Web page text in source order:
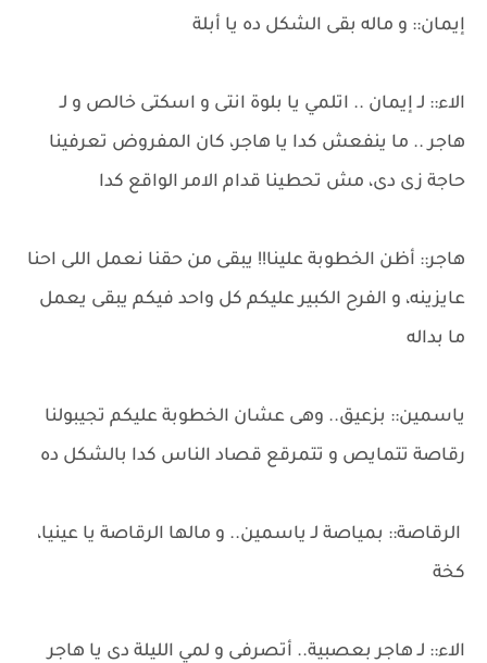
إيمان:: و ماله بقى الشكل ده يا أبلة
الاء:: لـ إيمان .. اتلمي يا بلوة انتى و اسكتى خالص و لـ
هاجر .. ما ينفعش كدا يا هاجر، كان المفروض تعرفينا
حاجة زى دى، مش تحطينا قدام الامر الواقع كدا
هاجر:: أظن الخطوبة علينا!! يبقى من حقنا نعمل اللى احنا
عايزينه، و الفرح الكبير عليكم كل واحد فيكم يبقى يعمل
ما بداله
ياسمين:: بزعيق.. وهى عشان الخطوبة عليكم تجيبولنا
رقاصة تتمايص و تتمرقع قصاد الناس كدا بالشكل ده
الرقاصة:: بمياصة لـ ياسمين.. و مالها الرقاصة يا عينيا،
كخة
الاء:: لـ هاجر بعصبية.. أتصرفى و لمي الليلة دى يا هاجر